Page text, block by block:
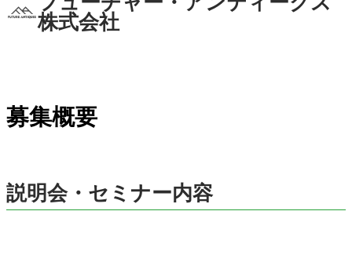
株式会社
募集概要
説明会・セミナー内容